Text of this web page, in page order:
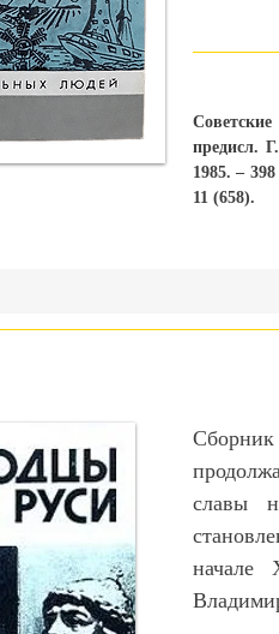
предисл.
1985. –
11 (658).
славы
начале